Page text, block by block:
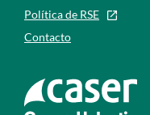
Política de RSE
Contacto
Ir